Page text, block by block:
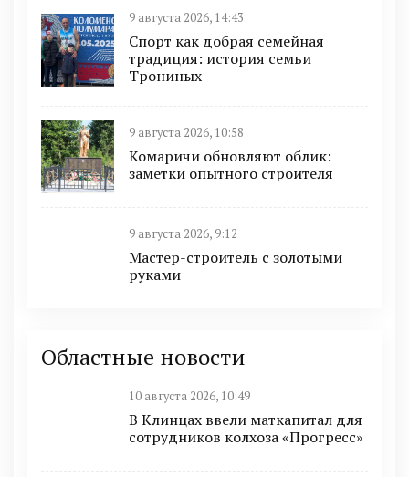
9 августа 2026, 14:43
Спорт как добрая семейная
традиция: история семьи
Трониных
9 августа 2026, 10:58
Комаричи обновляют облик:
заметки опытного строителя
9 августа 2026, 9:12
Мастер-строитель с золотыми
руками
Областные новости
10 августа 2026, 10:49
В Клинцах ввели маткапитал для
сотрудников колхоза «Прогресс»